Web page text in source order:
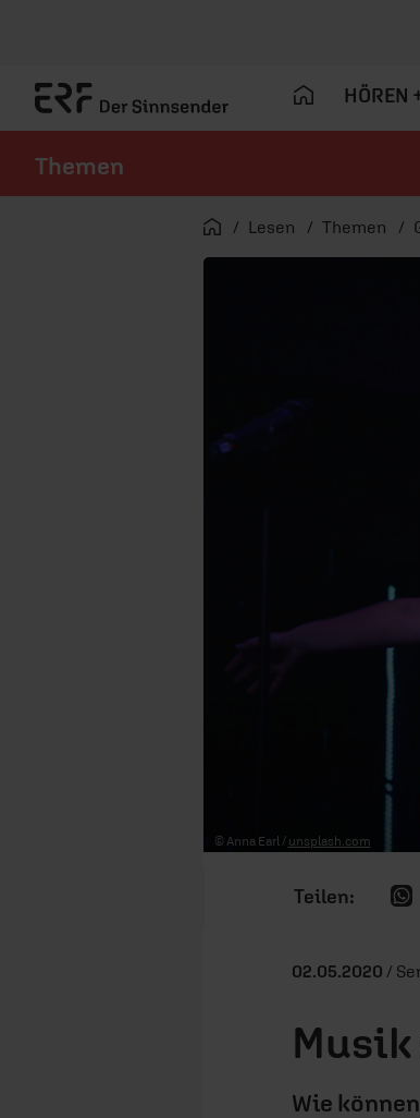
HÖREN
Themen
Startseite
Lesen Themen
© Anna Earl / unsplash.com
02.05.2020 /
Musik
Wie